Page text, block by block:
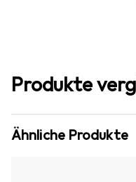
Produkte
Ähnliche Produkte